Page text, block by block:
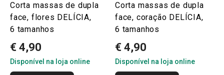
Corta massas de dupla
face, flores DELÍCIA,
6 tamanhos
€ 4,90
Disponível na loja online
Corta massas de dupla
face, coração DELÍCIA,
6 tamanhos
€ 4,90
Disponível na loja online